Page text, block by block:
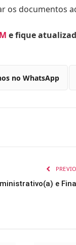
os documentos
e fique
no WhatsApp
e